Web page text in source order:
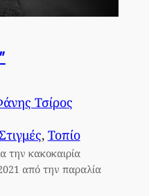
Τσίρος
, Τοπίο
την κακοκαιρία
από την παραλία